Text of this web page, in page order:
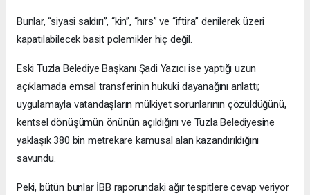
Bunlar, “siyasi saldırı”, “kin”, “hırs” ve “iftira” denilerek üzeri
kapatılabilecek basit polemikler hiç değil.
Eski Tuzla Belediye Başkanı Şadi Yazıcı ise yaptığı uzun
açıklamada emsal transferinin hukuki dayanağını anlattı;
uygulamayla vatandaşların mülkiyet sorunlarının çözüldüğünü,
kentsel dönüşümün önünün açıldığını ve Tuzla Belediyesine
yaklaşık 380 bin metrekare kamusal alan kazandırıldığını
savundu.
Peki, bütün bunlar İBB raporundaki ağır tespitlere cevap veriyor